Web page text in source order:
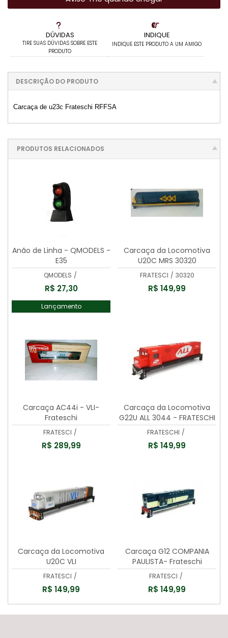
DÚVIDAS
TIRE SUAS DÚVIDAS SOBRE ESTE
PRODUTO
INDIQUE
INDIQUE ESTE PRODUTO A UM AMIGO
DESCRIÇÃO DO PRODUTO
Carcaça de u23c Frateschi RFFSA
PRODUTOS RELACIONADOS
Anão de Linha - QMODELS -
E35
QMODELS /
R$ 27,30
Lançamento
Carcaça da Locomotiva
U20C MRS 30320
FRATESCI / 30320
R$ 149,99
Carcaça AC44i - VLI-
Frateschi
FRATESCI /
R$ 289,99
Carcaça da Locomotiva
G22U ALL 3044 - FRATESCHI
- 30440
FRATESCHI /
R$ 149,99
Carcaça da Locomotiva
U20C VLI
FRATESCI /
R$ 149,99
Carcaça G12 COMPANIA
PAULISTA- Frateschi
FRATESCI /
R$ 149,99